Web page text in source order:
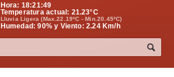
Hora: 18:21:50
Temperatura actual: 21.23°C
Lluvia Ligera (Max.22.19ºC - Min.20.45ºC)
Humedad: 90% y Viento: 2.24 Km/h